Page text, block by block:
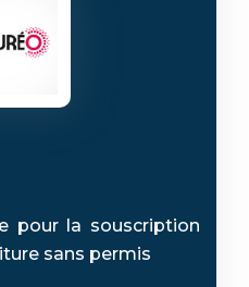
pour la souscription
sans permis